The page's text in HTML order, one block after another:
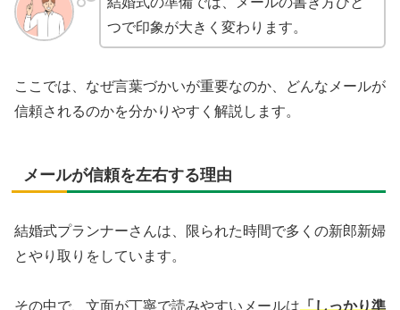
つで印象が大きく変わります。
ここでは、なぜ言葉づかいが重要なのか、どんなメールが
信頼されるのかを分かりやすく解説します。
メールが信頼を左右する理由
結婚式プランナーさんは、限られた時間で多くの新郎新婦
とやり取りをしています。
その中で、文面が丁寧で読みやすいメールは「しっかり準